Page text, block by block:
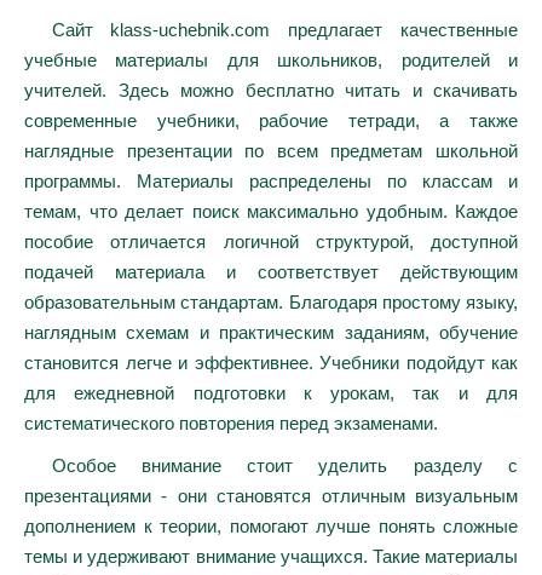
Сайт klass-uchebnik.com предлагает качественные
учебные материалы для школьников, родителей и
учителей. Здесь можно бесплатно читать и скачивать
современные учебники, рабочие тетради, а также
наглядные презентации по всем предметам школьной
программы. Материалы распределены по классам и
темам, что делает поиск максимально удобным. Каждое
пособие отличается логичной структурой, доступной
подачей материала и соответствует действующим
образовательным стандартам. Благодаря простому языку,
наглядным схемам и практическим заданиям, обучение
становится легче и эффективнее. Учебники подойдут как
для ежедневной подготовки к урокам, так и для
систематического повторения перед экзаменами.
Особое внимание стоит уделить разделу с
презентациями - они становятся отличным визуальным
дополнением к теории, помогают лучше понять сложные
темы и удерживают внимание учащихся. Такие материалы